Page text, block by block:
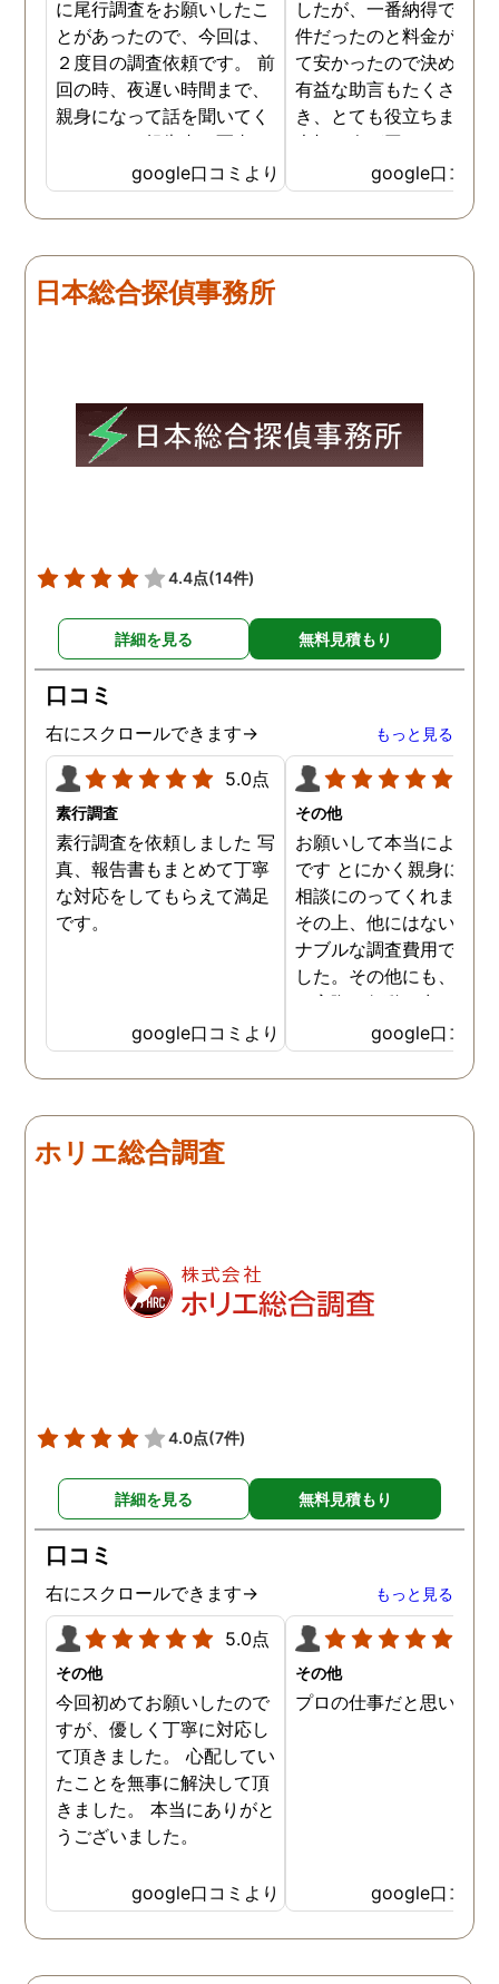
に尾行調査をお願いしたこ
とがあったので、今回は、
２度目の調査依頼です。 前
回の時、夜遅い時間まで、
親身になって話を聞いてく
れたのと、報告書の写真
が、場所が悪かったのに、
とても鮮明に写っていたの
で、再度、調査をお願いさ
度、自分でも行動パターン
の把握をしていましたが、
ズでした。 とくに、急なお
願いの時に人員を手配して
頂き、ホテルからの証拠を
後の事についてアドバイス
る探偵事務所さんだと、あ
らためて思いました。 事務
所の皆様にお世話になった
ので、クチコミの方書かせ
ていただきます。ありがと
うございました。
google口コミより
したが、一番納得できる
件だったのと料金が比較
て安かったので決めまし
有益な助言もたくさん頂
き、とても役立ちました
大切な人が困っていたら
番に紹介したいと思える
偵事務所です
google口コミ
日本総合探偵事務所
4.4点(14件)
詳細を見る 無料見積もり
口コミ
右にスクロールできます→ もっと見る
5.0点
素行調査
素行調査を依頼しました 写
真、報告書もまとめて丁寧
な対応をしてもらえて満足
です。
google口コミより
その他
お願いして本当によかっ
です とにかく親身にな
相談にのってくれました
その上、他にはないリー
ナブルな調査費用で済み
した。その他にも、相談
ら実際に行動に出て頂い
のが、スゴく早く問題を
決していただき、大変助
りました。 次回も是非
しろ最初の相談の段階が
google口コミ
ホリエ総合調査
4.0点(7件)
詳細を見る 無料見積もり
口コミ
右にスクロールできます→ もっと見る
5.0点
その他
今回初めてお願いしたので
すが、優しく丁寧に対応し
て頂きました。 心配してい
たことを無事に解決して頂
きました。 本当にありがと
うございました。
google口コミより
その他
プロの仕事だと思います
google口コミ